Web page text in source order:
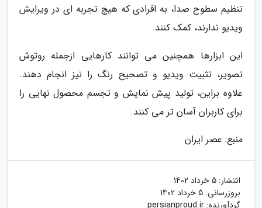
تنظیم سطوح صدا، به افرادی که هیچ تجربه ای در ویرایش
ویدیو ندارند، کمک کنند.
این ابزارها همچنین می توانند کارهایی ازجمله روتوش
تصویر، تثبیت ویدیو و تصحیح رنگ را نیز انجام دهند.
علاوه براین، تولید پیش نمایش و تجسم محصول نهایی را
برای کاربران آسان تر می کنند.
منبع: عصر ایران
انتشار: 5 خرداد 1402
بروزرسانی: 5 خرداد 1402
گردآورنده: persianproud.ir